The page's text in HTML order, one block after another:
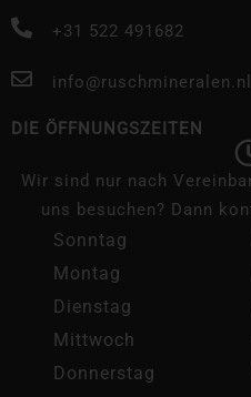
+31 522 491682
info@ruschmineralen.nl
DIE ÖFFNUNGSZEITEN
Wir sind nur nach
uns besuchen? Dann
Sonntag
Montag
Dienstag
Mittwoch
Donnerstag